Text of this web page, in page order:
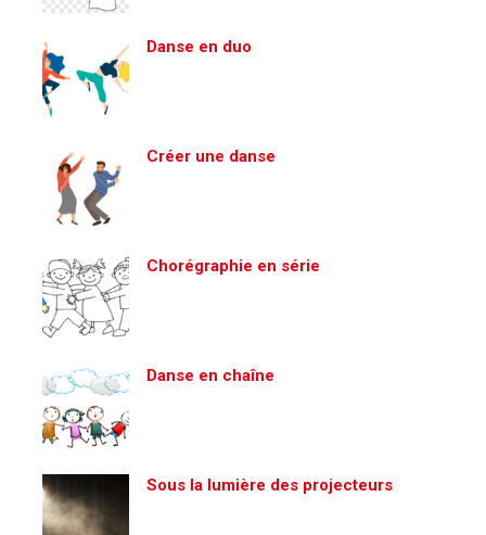
Danse en duo
Créer une danse
Chorégraphie en série
Danse en chaîne
Sous la lumière des projecteurs